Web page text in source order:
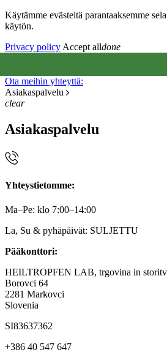
Käytämme evästeitä parantaaksemme
käytön.
Privacy policy Accept alldone
Ota meihin yhteyttä:
Asiakaspalvelu
clear
Asiakaspalvelu
Yhteystietomme:
Ma–Pe: klo 7:00–14:00
La, Su & pyhäpäivät: SULJETTU
Pääkonttori:
HEILTROPFEN LAB, trgovina in
Borovci 64
2281 Markovci
Slovenia
SI83637362
+386 40 547 647